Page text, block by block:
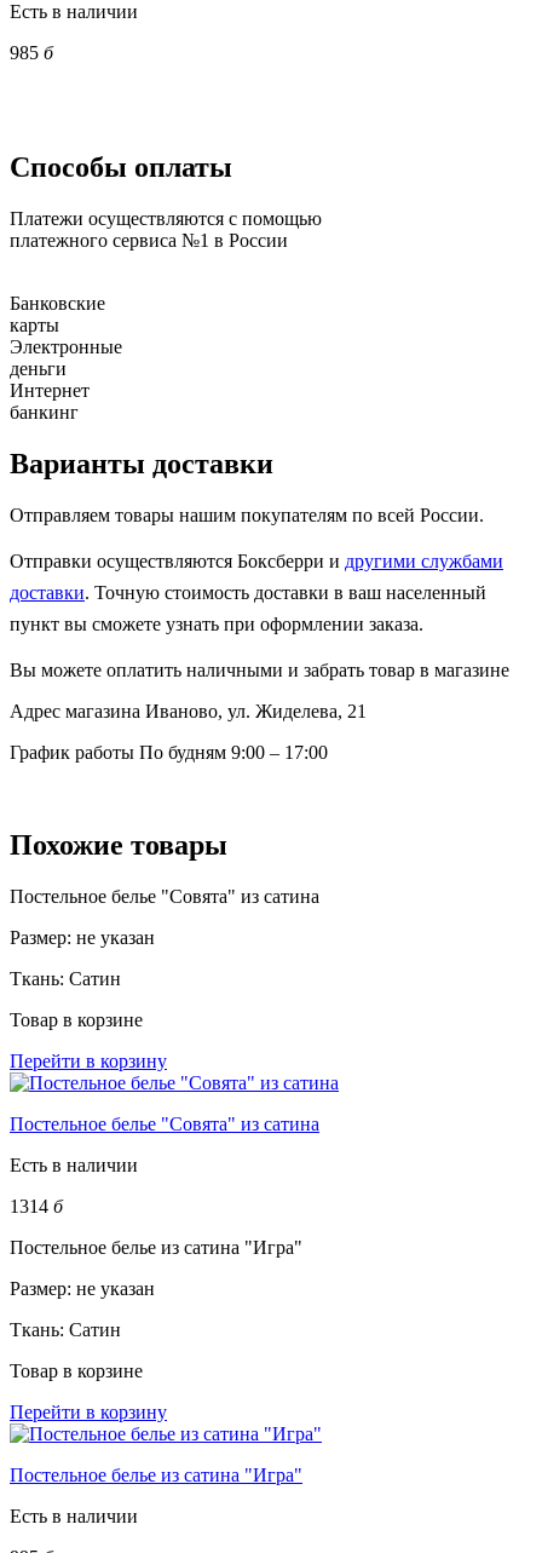
Есть в наличии
985 б
Способы оплаты
Платежи осуществляются с помощью
платежного сервиса №1 в России
Банковские
карты
Электронные
деньги
Интернет
банкинг
Варианты доставки
Отправляем товары нашим покупателям по всей России.
Отправки осуществляются Боксберри и другими службами
доставки. Точную стоимость доставки в ваш населенный
пункт вы сможете узнать при оформлении заказа.
Вы можете оплатить наличными и забрать товар в магазине
Адрес магазина Иваново, ул. Жиделева, 21
График работы По будням 9:00 – 17:00
Похожие товары
Постельное белье "Совята" из сатина
Размер: не указан
Ткань: Сатин
Товар в корзине
Перейти в корзину
Постельное белье "Совята" из сатина
Есть в наличии
1314 б
Постельное белье из сатина "Игра"
Размер: не указан
Ткань: Сатин
Товар в корзине
Перейти в корзину
Постельное белье из сатина "Игра"
Есть в наличии